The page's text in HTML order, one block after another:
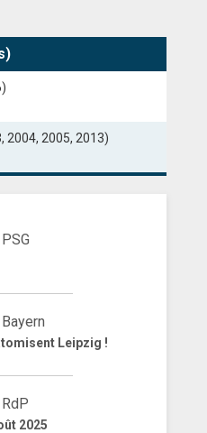
2004, 2005, 2013)
Leipzig !
2025